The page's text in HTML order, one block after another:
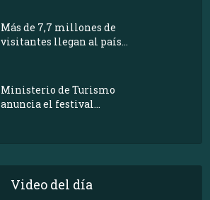
Más de 7,7 millones de
visitantes llegan al país...
Ministerio de Turismo
anuncia el festival...
Video del día